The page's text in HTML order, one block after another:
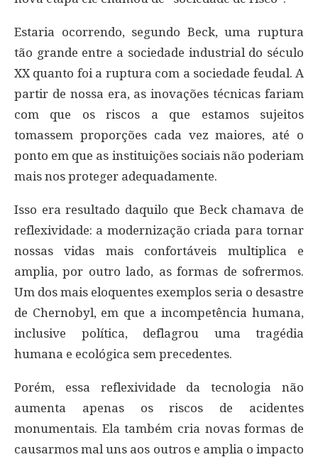
Estaria ocorrendo, segundo Beck, uma ruptura
tão grande entre a sociedade industrial do século
XX quanto foi a ruptura com a sociedade feudal. A
partir de nossa era, as inovações técnicas fariam
com que os riscos a que estamos sujeitos
tomassem proporções cada vez maiores, até o
ponto em que as instituições sociais não poderiam
mais nos proteger adequadamente.
Isso era resultado daquilo que Beck chamava de
reflexividade: a modernização criada para tornar
nossas vidas mais confortáveis multiplica e
amplia, por outro lado, as formas de sofrermos.
Um dos mais eloquentes exemplos seria o desastre
de Chernobyl, em que a incompetência humana,
inclusive política, deflagrou uma tragédia
humana e ecológica sem precedentes.
Porém, essa reflexividade da tecnologia não
aumenta apenas os riscos de acidentes
monumentais. Ela também cria novas formas de
causarmos mal uns aos outros e amplia o impacto